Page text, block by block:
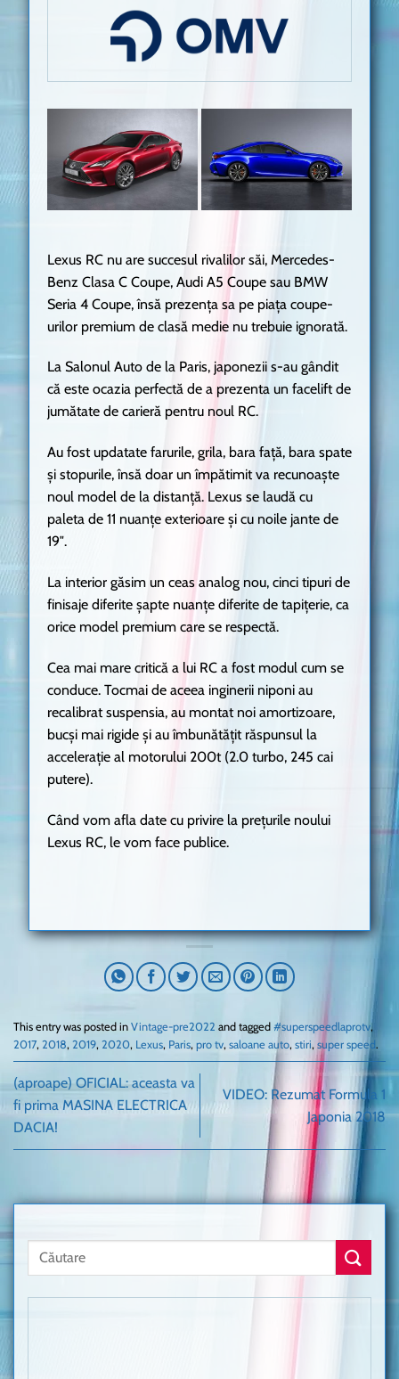
Lexus RC nu are succesul rivalilor săi, Mercedes-
Benz Clasa C Coupe, Audi A5 Coupe sau BMW
Seria 4 Coupe, însă prezența sa pe piața coupe-
urilor premium de clasă medie nu trebuie ignorată.
La Salonul Auto de la Paris, japonezii s-au gândit
că este ocazia perfectă de a prezenta un facelift de
jumătate de carieră pentru noul RC.
Au fost updatate farurile, grila, bara față, bara spate
și stopurile, însă doar un împătimit va recunoaște
noul model de la distanță. Lexus se laudă cu
paleta de 11 nuanțe exterioare și cu noile jante de
19″.
La interior găsim un ceas analog nou, cinci tipuri de
finisaje diferite șapte nuanțe diferite de tapițerie, ca
orice model premium care se respectă.
Cea mai mare critică a lui RC a fost modul cum se
conduce. Tocmai de aceea inginerii niponi au
recalibrat suspensia, au montat noi amortizoare,
bucși mai rigide și au îmbunătățit răspunsul la
accelerație al motorului 200t (2.0 turbo, 245 cai
putere).
Când vom afla date cu privire la prețurile noului
Lexus RC, le vom face publice.
This entry was posted in Vintage-pre2022 and tagged #superspeedlaprotv,
2017, 2018, 2019, 2020, Lexus, Paris, pro tv, saloane auto, stiri, super speed.
(aproape) OFICIAL: aceasta va
fi prima MASINA ELECTRICA
DACIA!
VIDEO: Rezumat Formula 1
Japonia 2018